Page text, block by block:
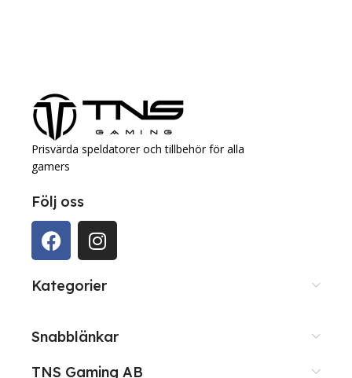
Prisvärda speldatorer och tillbehör för alla
gamers
Följ oss
Kategorier
Snabblänkar
TNS Gaming AB